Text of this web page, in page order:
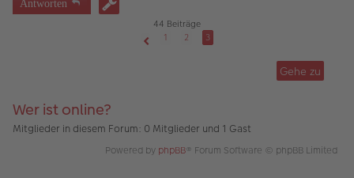
44 Beiträge
1 2 3
Gehe zu
Wer ist online?
Mitglieder in diesem Forum: 0 Mitglieder und 1 Gast
Powered by phpBB® Forum Software © phpBB Limited